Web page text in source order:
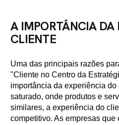
A IMPORTÂNCIA DA
CLIENTE
Uma das principais razões
"Cliente no Centro da
importância da experiência
saturado, onde produtos e
similares, a experiência do
competitivo. As empresas